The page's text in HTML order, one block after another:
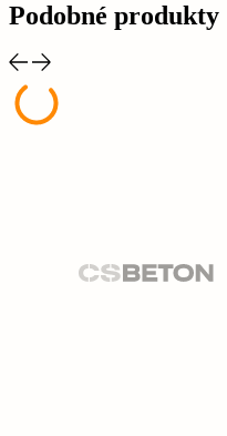
Podobné produkty